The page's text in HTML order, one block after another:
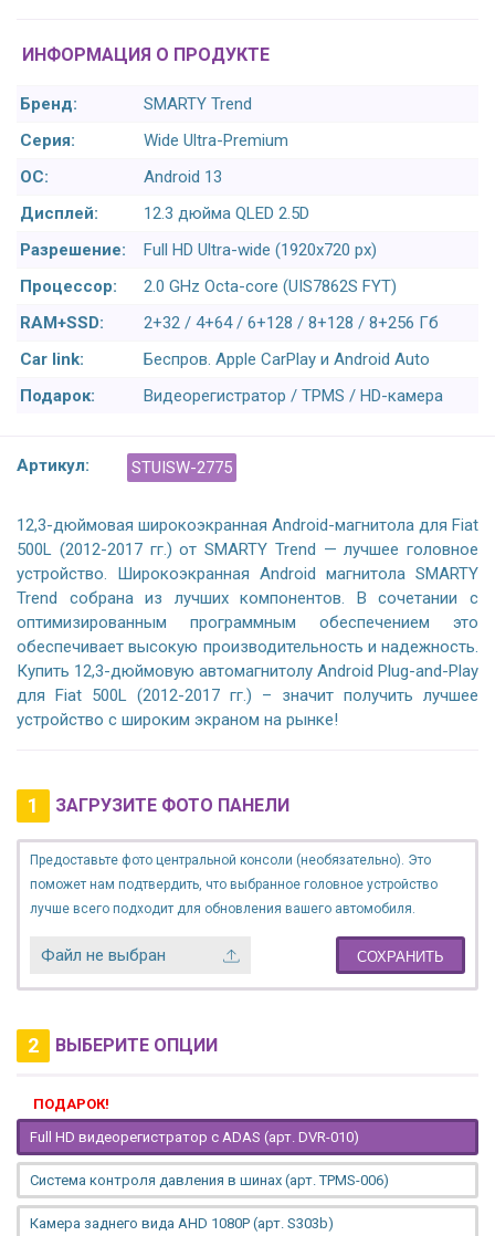
ИНФОРМАЦИЯ О ПРОДУКТЕ
Бренд:
SMARTY Trend
Серия:
Wide Ultra-Premium
ОС:
Android 13
Дисплей:
12.3 дюйма QLED 2.5D
Разрешение:
Full HD Ultra-wide (1920x720 px)
Процессор:
2.0 GHz Octa-core (UIS7862S FYT)
RAM+SSD:
2+32 / 4+64 / 6+128 / 8+128 / 8+256 Гб
Car link:
Беспров. Apple CarPlay и Android Auto
Подарок:
Видеорегистратор / TPMS / HD-камера
Артикул: STUISW-2775
12,3-дюймовая широкоэкранная Android-магнитола для Fiat
500L (2012-2017 гг.) от SMARTY Trend — лучшее головное
устройство. Широкоэкранная Android магнитола SMARTY
Trend собрана из лучших компонентов. В сочетании с
оптимизированным программным обеспечением это
обеспечивает высокую производительность и надежность.
Купить 12,3-дюймовую автомагнитолу Android Plug-and-Play
для Fiat 500L (2012-2017 гг.) – значит получить лучшее
устройство с широким экраном на рынке!
1 ЗАГРУЗИТЕ ФОТО ПАНЕЛИ
Предоставьте фото центральной консоли (необязательно). Это
поможет нам подтвердить, что выбранное головное устройство
лучше всего подходит для обновления вашего автомобиля.
Файл не выбран СОХРАНИТЬ
2 ВЫБЕРИТЕ ОПЦИИ
ПОДАРОК!
Full HD видеорегистратор с ADAS (арт. DVR-010)
Система контроля давления в шинах (арт. TPMS-006)
Камера заднего вида AHD 1080P (арт. S303b)